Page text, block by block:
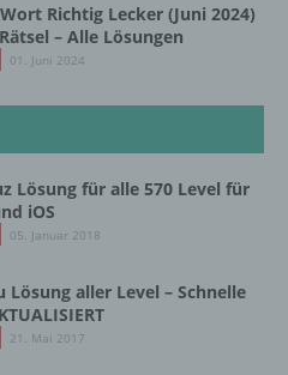
Richtig Lecker (Juni 2024)
– Alle Lösungen
01. Juni 2024
Lösung für alle 570 Level für
iOS
05. Januar 2018
Lösung aller Level – Schnelle
21. Mai 2017
der automatisierten
Daten, die
diese
Daten verwendet
persönliche Aspekte,
Person beziehen,
um Aspekte
wirtschaftlicher
persönlicher Vorlieben,
Verhalten,
Ortswechsel dieser
zu analysieren oder